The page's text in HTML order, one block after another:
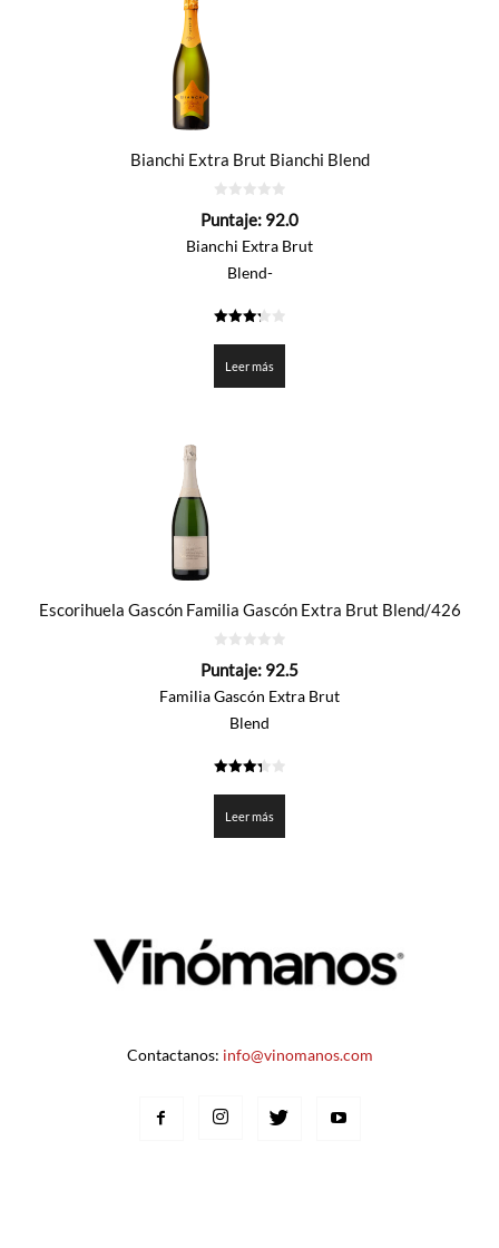
Bianchi Extra Brut Bianchi Blend
de
Puntaje: 92.0
Bianchi Extra Brut
Blend-
Leer más
Escorihuela Gascón Familia Gascón Extra Brut Blend/426
de
Puntaje: 92.5
Familia Gascón Extra Brut
Blend
de 5
Leer más
Contactanos: info@vinomanos.com